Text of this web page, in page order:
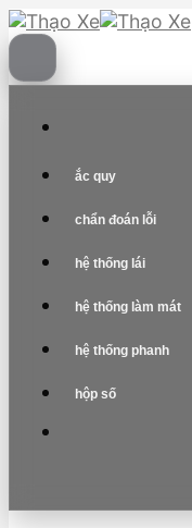
Skip
to
content
ắc quy
chẩn đoán lỗi
hệ thống lái
hệ thống làm mát
hệ thống phanh
hộp số